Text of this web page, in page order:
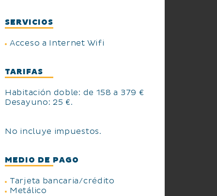
SERVICIOS
Acceso a Internet Wifi
TARIFAS
Habitación doble: de 158 a 379 €
Desayuno: 25 €.
No incluye impuestos.
MEDIO DE PAGO
Tarjeta bancaria/crédito
Metálico